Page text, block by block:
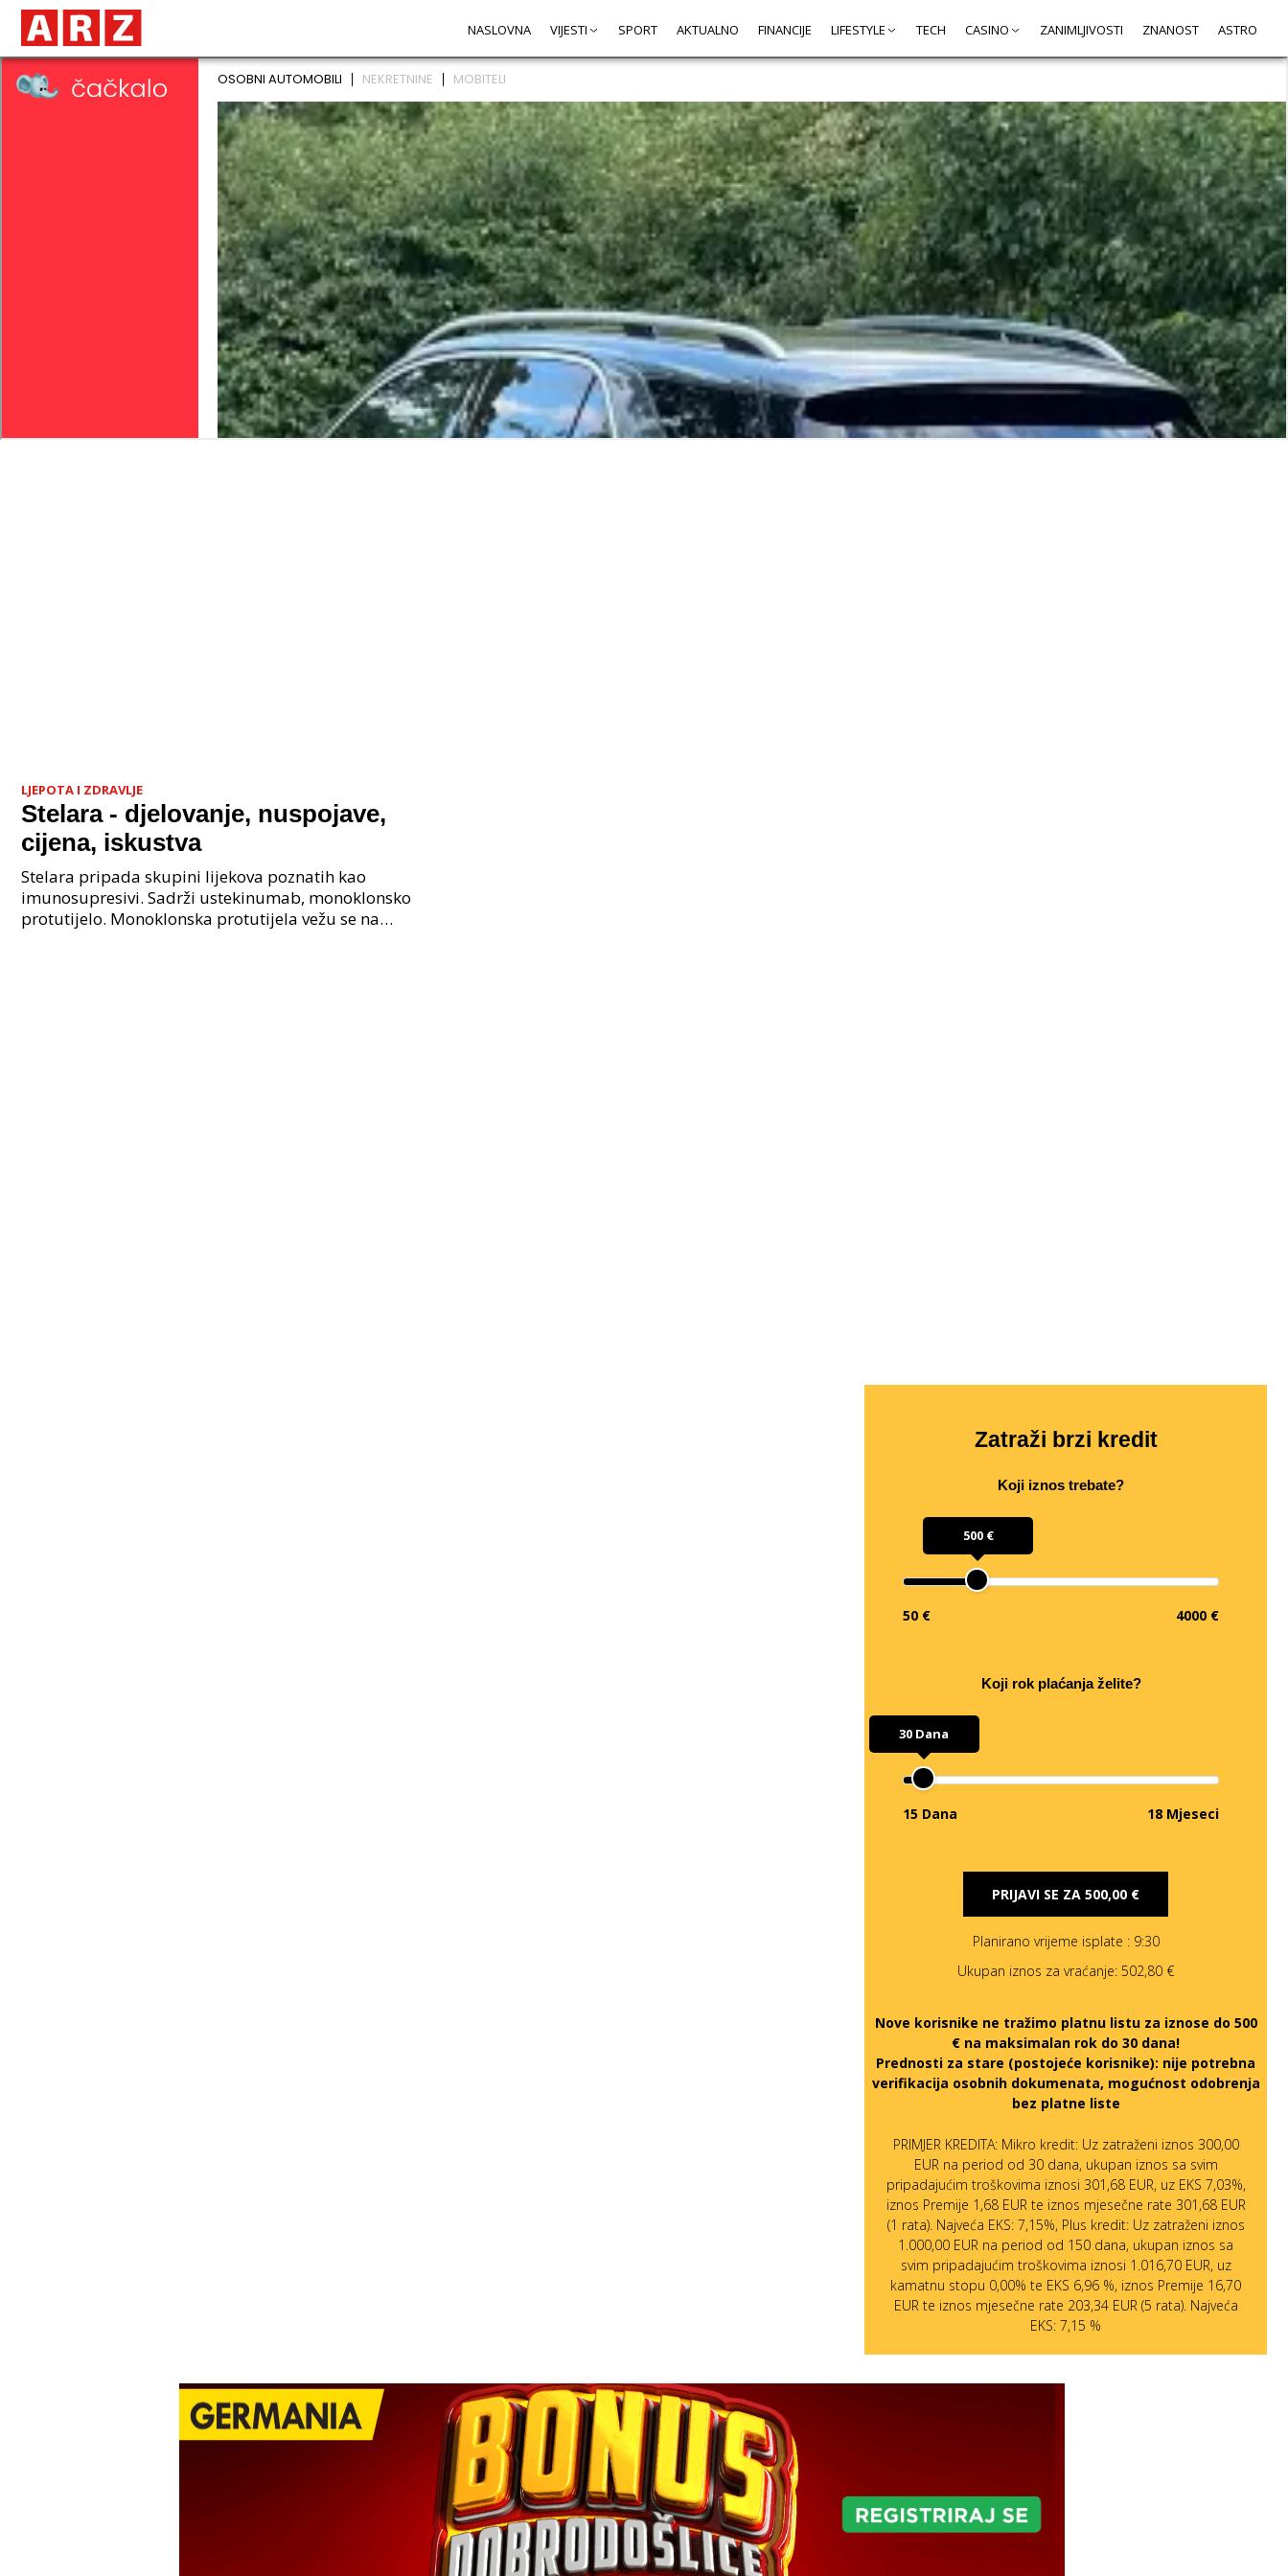
NASLOVNA VIJESTI SPORT AKTUALNO FINANCIJE LIFESTYLE TECH CASINO ZANIMLJIVOSTI ZNANOST ASTRO
LJEPOTA I ZDRAVLJE
Stelara - djelovanje, nuspojave,
cijena, iskustva
Stelara pripada skupini lijekova poznatih kao
imunosupresivi. Sadrži ustekinumab, monoklonsko
protutijelo. Monoklonska protutijela vežu se na
Zatraži brzi kredit
Koji iznos trebate?
500 €
50 € 4000 €
Koji rok plaćanja želite?
30 Dana
15 Dana 18 Mjeseci
PRIJAVI SE ZA 500,00 €
Planirano vrijeme isplate : 9:30
Ukupan iznos za vraćanje: 502,80 €
Nove korisnike ne tražimo platnu listu za iznose do 500
€ na maksimalan rok do 30 dana!
Prednosti za stare (postojeće korisnike): nije potrebna
verifikacija osobnih dokumenata, mogućnost odobrenja
bez platne liste
PRIMJER KREDITA: Mikro kredit: Uz zatraženi iznos 300,00
EUR na period od 30 dana, ukupan iznos sa svim
pripadajućim troškovima iznosi 301,68 EUR, uz EKS 7,03%,
iznos Premije 1,68 EUR te iznos mjesečne rate 301,68 EUR
(1 rata). Najveća EKS: 7,15%, Plus kredit: Uz zatraženi iznos
1.000,00 EUR na period od 150 dana, ukupan iznos sa
svim pripadajućim troškovima iznosi 1.016,70 EUR, uz
kamatnu stopu 0,00% te EKS 6,96 %, iznos Premije 16,70
EUR te iznos mjesečne rate 203,34 EUR (5 rata). Najveća
EKS: 7,15 %